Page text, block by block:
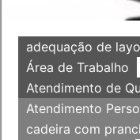
adequação de
Área de Trabalho
Atendimento de
Atendimento
cadeira com